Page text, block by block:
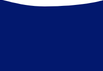
Мощность замораживания: 4